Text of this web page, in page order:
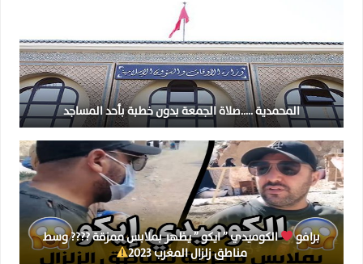
المحمدية …..صلاة الجمعة بدون خطبة بأحد المساجد
برافو
الكوميدي ” ايكو ” يظهر بملابس ممزقة ???? وسط
مناطق زلزال المغرب 2023